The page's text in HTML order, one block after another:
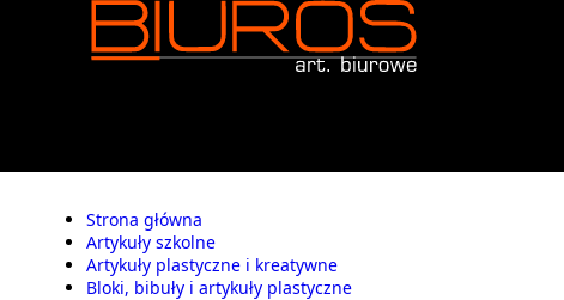
Strona główna
Artykuły szkolne
Artykuły plastyczne i kreatywne
Bloki, bibuły i artykuły plastyczne